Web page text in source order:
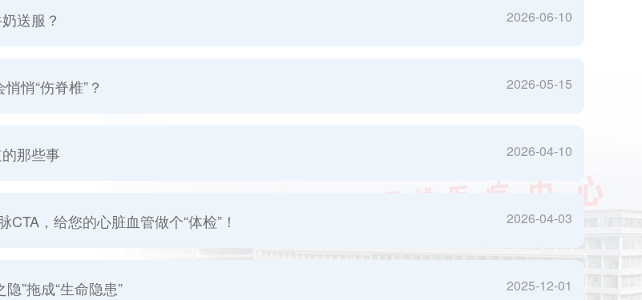
送服？ 2026-06-10
悄“伤脊椎”？ 2026-05-15
那些事 2026-04-10
CTA，给您的心脏血管做个“体检”！ 2026-04-03
”拖成“生命隐患” 2025-12-01